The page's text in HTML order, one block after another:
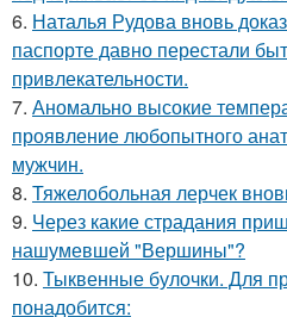
6. Наталья Рудова вновь
паспорте давно перестали
привлекательности.
7. Аномально высокие
проявление любопытного
мужчин.
8. Тяжелобольная лерчек
9. Через какие страдания
нашумевшей "Вершины"?
10. Тыквенные булочки. Для
понадобится: